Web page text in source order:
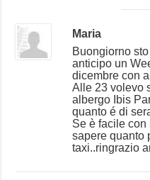
Maria
Buongiorno
anticipo un
dicembre con
Alle 23 volevo
albergo Ibis
quanto é di
Se è facile
sapere quanto
taxi..ringrazio